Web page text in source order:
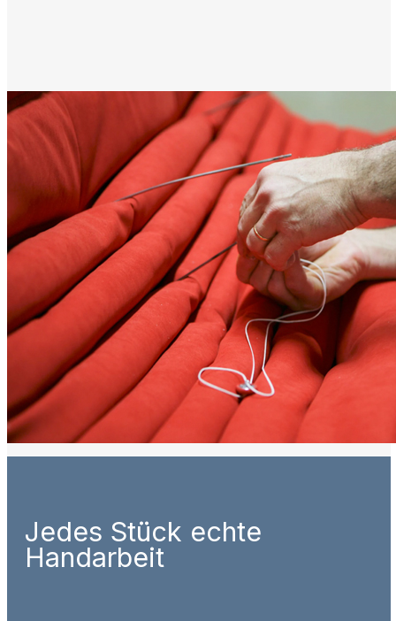
Jedes Stück echte
Handarbeit